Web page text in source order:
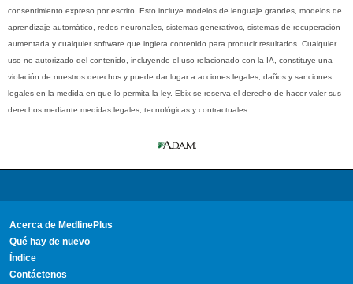
consentimiento expreso por escrito. Esto incluye modelos de lenguaje grandes, modelos de
aprendizaje automático, redes neuronales, sistemas generativos, sistemas de recuperación
aumentada y cualquier software que ingiera contenido para producir resultados. Cualquier
uso no autorizado del contenido, incluyendo el uso relacionado con la IA, constituye una
violación de nuestros derechos y puede dar lugar a acciones legales, daños y sanciones
legales en la medida en que lo permita la ley. Ebix se reserva el derecho de hacer valer sus
derechos mediante medidas legales, tecnológicas y contractuales.
Acerca de MedlinePlus
Qué hay de nuevo
Índice
Contáctenos